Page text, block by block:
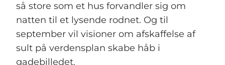
så store som et hus forvandler sig om
natten til et lysende rodnet. Og til
september vil visioner om afskaffelse af
sult på verdensplan skabe håb i
gadebilledet.